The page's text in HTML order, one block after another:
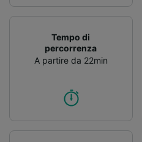
Tempo di
percorrenza
A partire da 22min